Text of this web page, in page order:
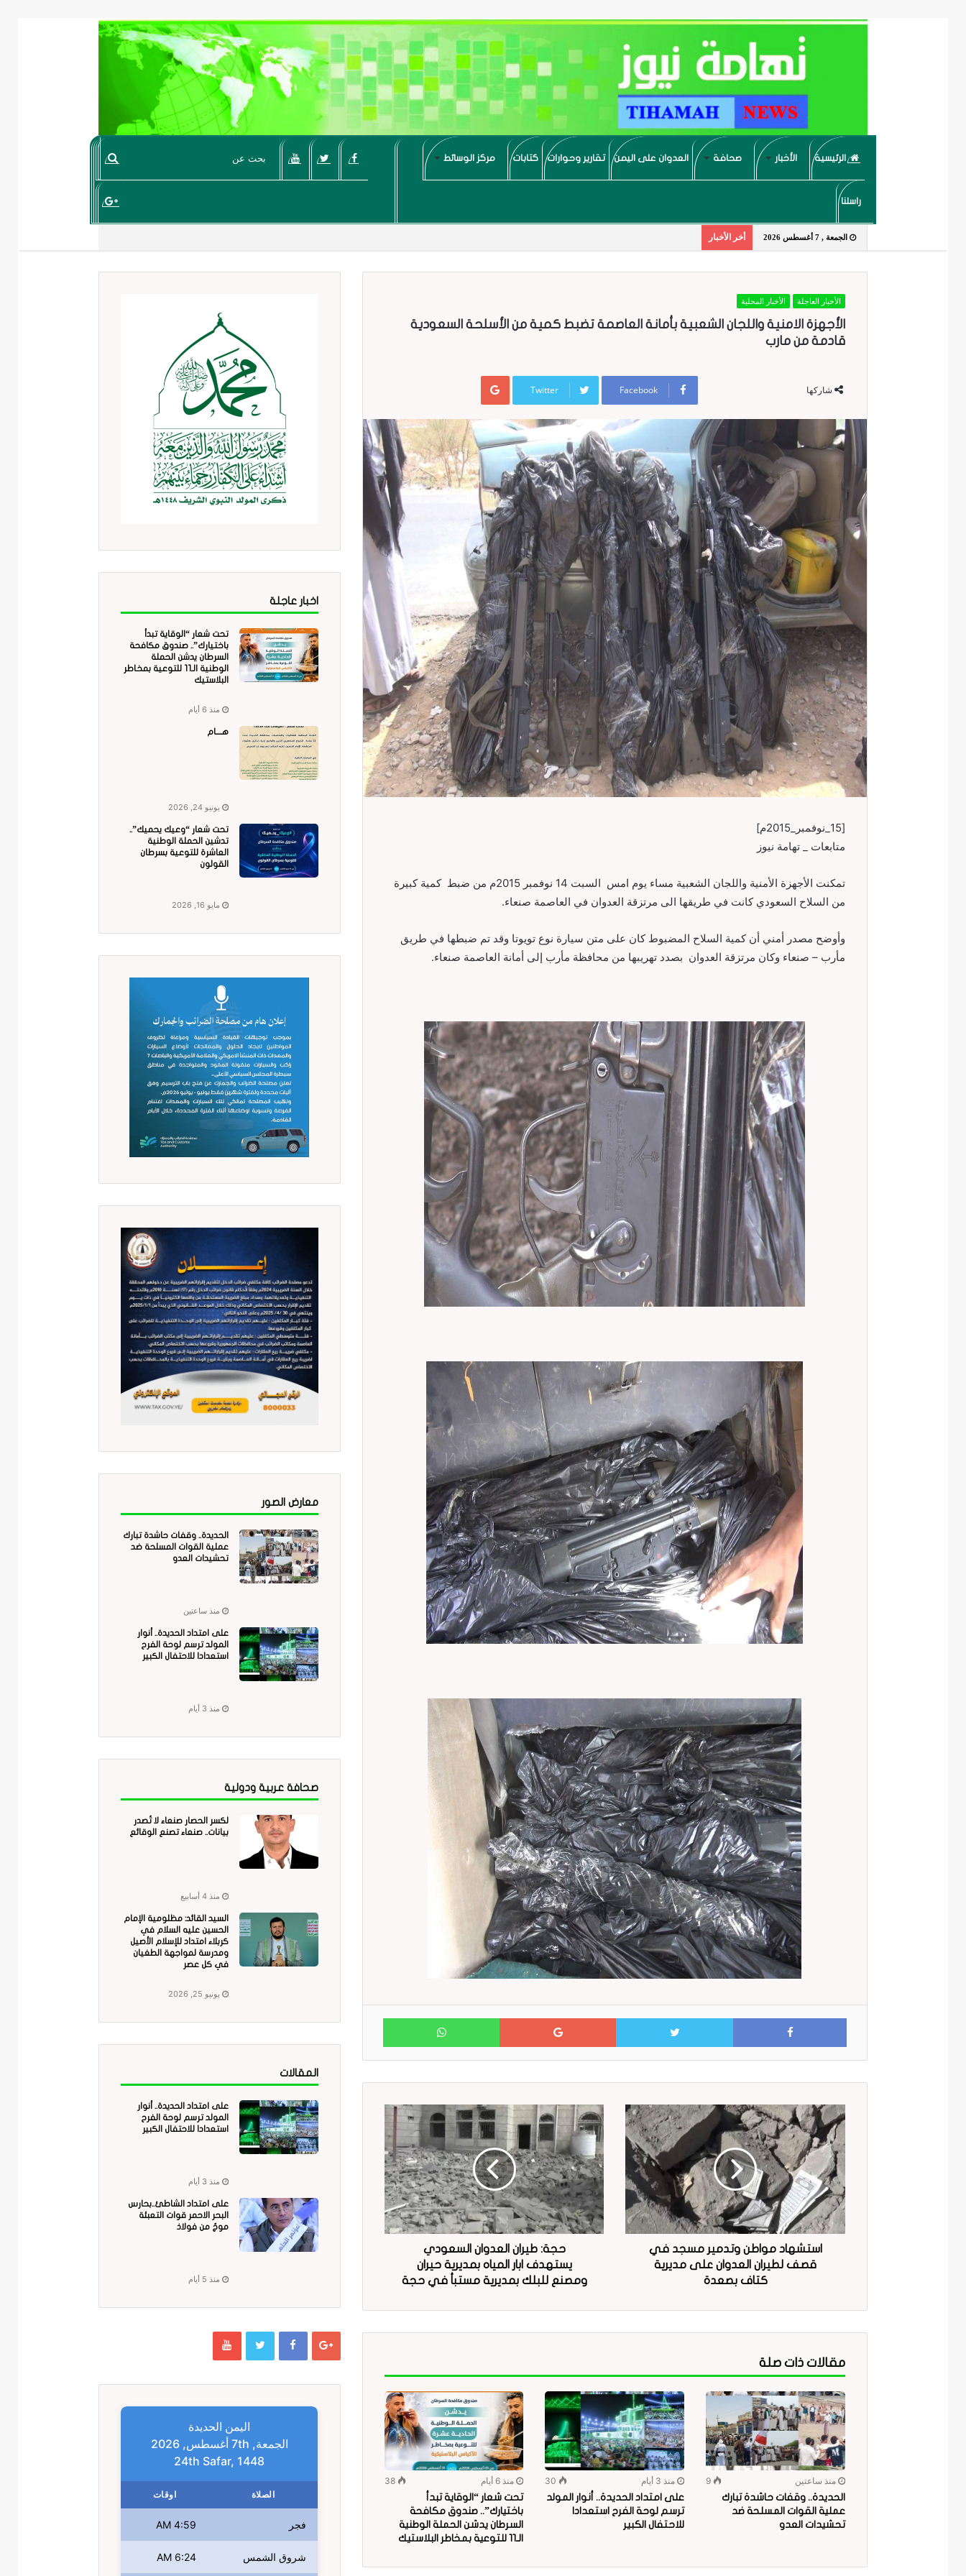
الرئيسية الأخبار صحافة العدوان على اليمن تقارير وحوارات كتابات مركز الوسائط
راسلنا
الجمعة , 7 أغسطس 2026 أخر الأخبار
الأخبار العاجلة الأخبار المحلية
الأجهزة الامنية واللجان الشعبية بأمانة العاصمة تضبط كمية من الأسلحة السعودية
قادمة من مارب
شاركها Facebook
Twitter
Google+
[15_نوفمبر_2015م]
متابعات _ تهامة نيوز
تمكنت الأجهزة الأمنية واللجان الشعبية مساء يوم امس السبت 14 نوفمبر 2015م من ضبط كمية كبيرة
من السلاح السعودي كانت في طريقها الى مرتزقة العدوان في العاصمة صنعاء.
وأوضح مصدر أمني أن كمية السلاح المضبوط كان على متن سيارة نوع تويوتا وقد تم ضبطها في طريق
مأرب – صنعاء وكان مرتزقة العدوان بصدد تهريبها من محافظة مأرب إلى أمانة العاصمة صنعاء.
Facebook
Twitter
Google+
WhatsApp
استشهاد مواطن وتدمير مسجد في
قصف لطيران العدوان على مديرية
كتاف بصعدة
حجة: طيران العدوان السعودي
يستهدف ابار المياه بمديرية حيران
ومصنع للبلك بمديرية مستبأ في حجة
مقالات ذات صلة
منذ ساعتين
9
الحديدة.. وقفات حاشدة تبارك
عملية القوات المسلحة ضد
تحشيدات العدو
منذ 3 أيام
30
على امتداد الحديدة.. أنوار المولد
ترسم لوحة الفرح استعدادا
للاحتفال الكبير
منذ 6 أيام
38
تحت شعار “الوقاية تبدأ
باختيارك”.. صندوق مكافحة
السرطان يدشن الحملة الوطنية
الـ11 للتوعية بمخاطر البلاستيك
اخبار عاجلة
تحت شعار “الوقاية تبدأ
باختيارك”.. صندوق مكافحة
السرطان يدشن الحملة
الوطنية الـ11 للتوعية بمخاطر
البلاستيك
منذ 6 أيام
هــــام
يونيو 24, 2026
تحت شعار “وعيك يحميك”..
تدشين الحملة الوطنية
العاشرة للتوعية بسرطان
القولون
مايو 16, 2026
معارض الصور
الحديدة.. وقفات حاشدة تبارك
عملية القوات المسلحة ضد
تحشيدات العدو
منذ ساعتين
على امتداد الحديدة.. أنوار
المولد ترسم لوحة الفرح
استعدادا للاحتفال الكبير
منذ 3 أيام
صحافة عربية ودولية
لكسر الحصار صنعاء لا تُصدر
بيانات.. صنعاء تصنع الوقائع
منذ 4 أسابيع
السيد القائد: مظلومية الإمام
الحسين عليه السلام في
كربلاء امتداد للإسلام الأصيل
ومدرسة لمواجهة الطغيان
في كل عصر
يونيو 25, 2026
المقالات
على امتداد الحديدة.. أنوار
المولد ترسم لوحة الفرح
استعدادا للاحتفال الكبير
منذ 3 أيام
على امتداد الشاطئ..بحارس
البحر الاحمر قوات التعبئة
موجٌ من فولاذ
منذ 5 أيام
اليمن الحديدة
الجمعة, 7th أغسطس, 2026
24th Safar, 1448
الصلاة اوقات
فجر 4:59 AM
شروق الشمس 6:24 AM